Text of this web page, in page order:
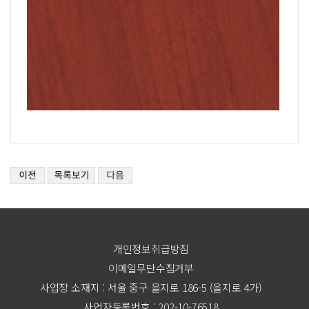
개인정보취급방침
이메일무단수집거부
사업장 소재지 : 서울 중구 을지로 186-5 (을지로 4가)